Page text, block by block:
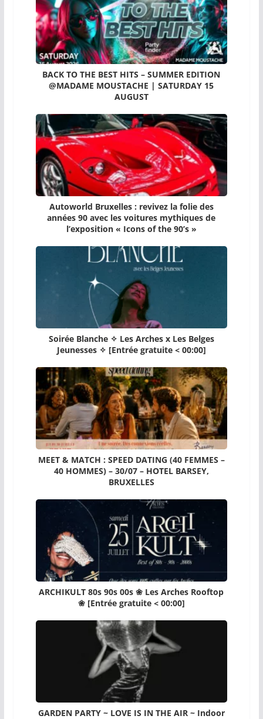
BACK TO THE BEST HITS – SUMMER EDITION
@MADAME MOUSTACHE | SATURDAY 15
AUGUST
Autoworld Bruxelles : revivez la folie des
années 90 avec les voitures mythiques de
l’exposition « Icons of the 90’s »
Soirée Blanche ✧ Les Arches x Les Belges
Jeunesses ✧ [Entrée gratuite < 00:00]
MEET & MATCH : SPEED DATING (40 FEMMES –
40 HOMMES) – 30/07 – HOTEL BARSEY,
BRUXELLES
ARCHIKULT 80s 90s 00s ❀ Les Arches Rooftop
❀ [Entrée gratuite < 00:00]
GARDEN PARTY ~ LOVE IS IN THE AIR ~ Indoor